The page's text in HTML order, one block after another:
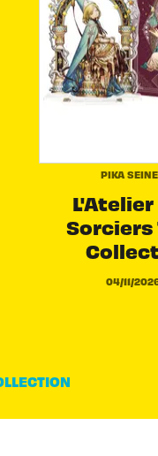
PIKA
L'Atelier
Sorciers
04/11/